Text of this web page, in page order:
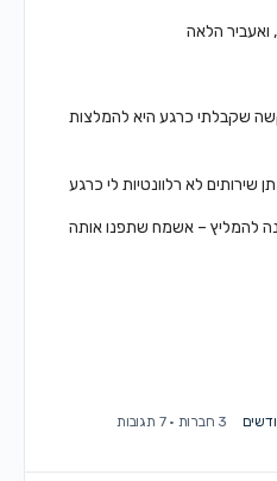
הלאה
שקבלתי כרגע היא להמלצות
שירותים לא רלוונטיות לי כרגע
להמליץ – אשמח שתפנו אותה
3 חברות · 7 תגובות